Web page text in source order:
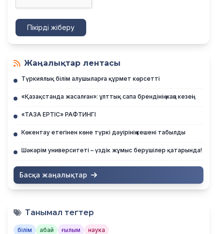
Пікірді жіберу
Жаңалықтар лентасы
Түркиялық білім алушыларға құрмет көрсетті
«Қазақстанда жасалған»: ұлттық сапа брендінің жаңа кезеңі
«ТАЗА ЕРТІС» РАФТИНГІ
Көкентау етегінен көне түркі дәуірінің кешені табылды
Шәкәрім университеті – үздік жұмыс берушілер қатарында!
Басқа жаңалықтар
Танымал тегтер
білім абай ғылым
наука